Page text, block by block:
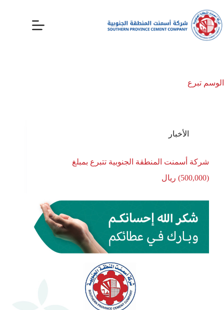
الوسم تبرع
الأخبار
شركة أسمنت المنطقة الجنوبية تتبرع بمبلغ
(500,000) ريال